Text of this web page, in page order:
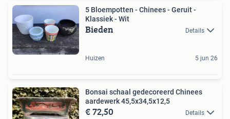
5 Bloempotten - Chinees - Geruit -
Klassiek - Wit
Bieden Details
Huizen 5 jun 26
Bonsai schaal gedecoreerd Chinees
aardewerk 45,5x34,5x12,5
€ 72,50 Details